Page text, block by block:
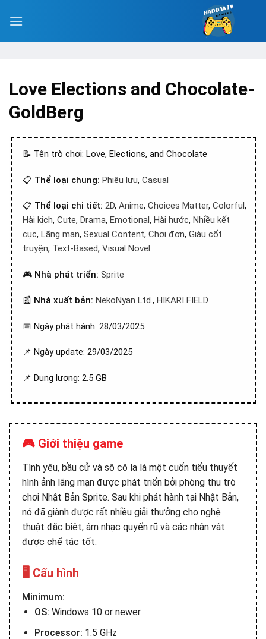
Love Elections and Chocolate-
GoldBerg
📝 Tên trò chơi: Love, Elections, and Chocolate
📋 Thể loại chung: Phiêu lưu, Casual
📋 Thể loại chi tiết: 2D, Anime, Choices Matter, Colorful,
Hài kịch, Cute, Drama, Emotional, Hài hước, Nhiều kết
cục, Lãng mạn, Sexual Content, Chơi đơn, Giàu cốt
truyện, Text-Based, Visual Novel
🎮 Nhà phát triển: Sprite
📰 Nhà xuất bản: NekoNyan Ltd., HIKARI FIELD
📅 Ngày phát hành: 28/03/2025
📌 Ngày update: 29/03/2025
📌 Dung lượng: 2.5 GB
🎮 Giới thiệu game
Tình yêu, bầu cử và sô cô la là một cuốn tiểu thuyết
hình ảnh lãng mạn được phát triển bởi phòng thu trò
chơi Nhật Bản Sprite. Sau khi phát hành tại Nhật Bản,
nó đã giành được rất nhiều giải thưởng cho nghệ
thuật đặc biệt, âm nhạc quyến rũ và các nhân vật
được chế tác tốt.
🖥️ Cấu hình
Minimum:
OS: Windows 10 or newer
Processor: 1.5 GHz